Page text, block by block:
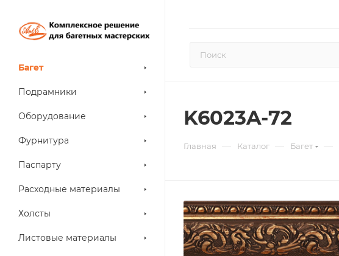
Багет
Подрамники
Оборудование
Фурнитура
Паспарту
Расходные материалы
Холсты
Листовые материалы
K6023A-72
Главная — Каталог — Багет —